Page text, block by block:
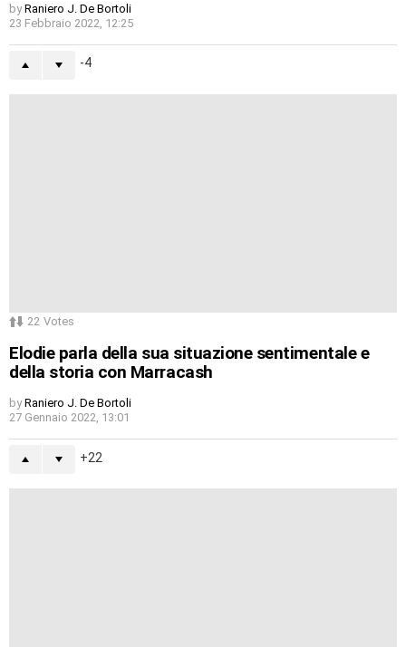
by Raniero J. De Bortoli
23 Febbraio 2022, 12:25
-4
22 Votes
Elodie parla della sua situazione sentimentale e
della storia con Marracash
by Raniero J. De Bortoli
27 Gennaio 2022, 13:01
22